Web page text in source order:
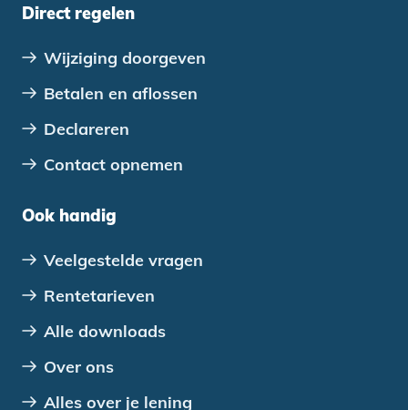
Direct regelen
Wijziging doorgeven
Betalen en aflossen
Declareren
Contact opnemen
Ook handig
Veelgestelde vragen
Rentetarieven
Alle downloads
Over ons
Alles over je lening